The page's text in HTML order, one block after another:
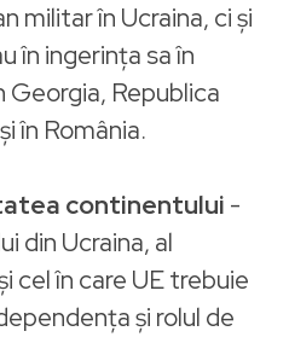
militar în Ucraina, ci și
în ingerința sa în
Republica
în România.
continentului -
din Ucraina, al
cel în care UE trebuie
și rolul de